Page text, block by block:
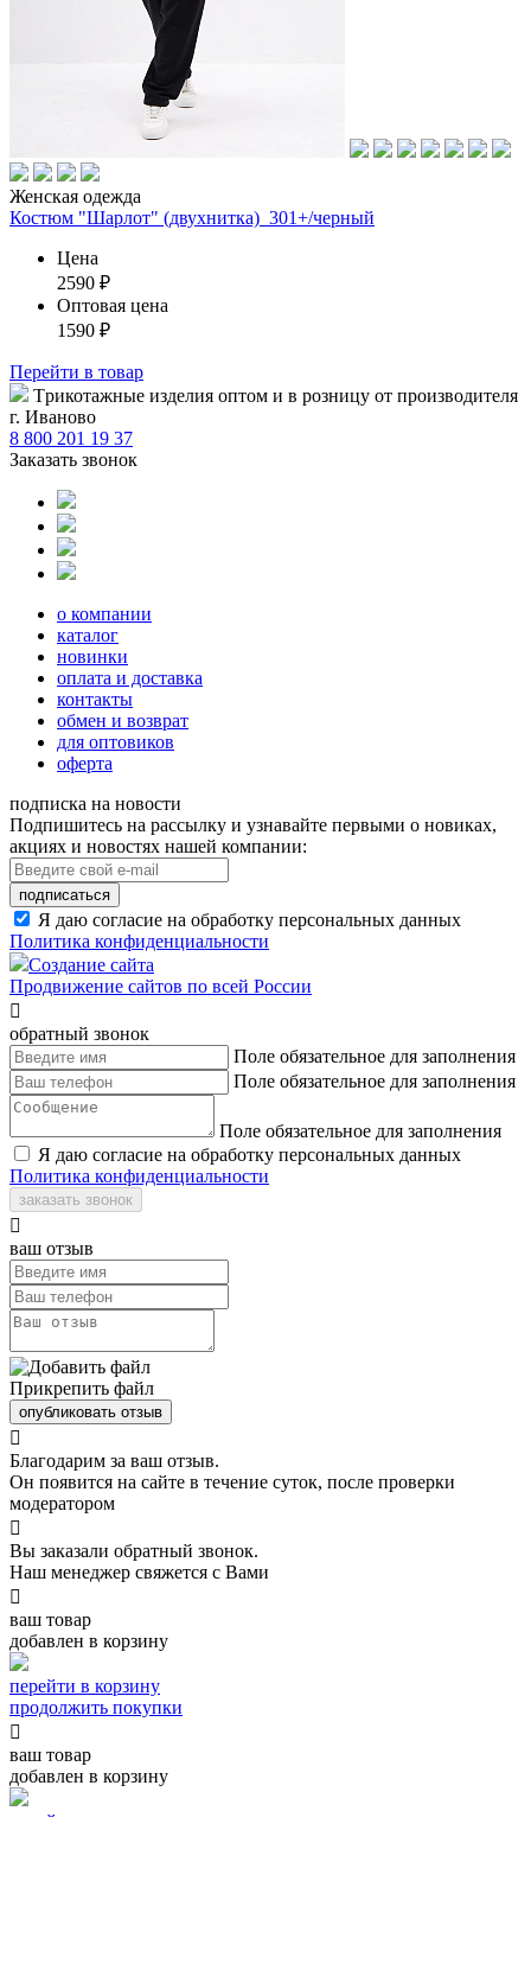
Женская одежда
Костюм "Шарлот" (двухнитка)_301+/черный
Цена
2590 ₽
Оптовая цена
1590 ₽
Перейти в товар
Tрикотажные изделия оптом и в розницу от производителя
г. Иваново
8 800 201 19 37
Заказать звонок
о компании
каталог
новинки
оплата и доставка
контакты
обмен и возврат
для оптовиков
оферта
подписка на новости
Подпишитесь на рассылку и узнавайте первыми о новиках,
акциях и новостях нашей компании:
подписаться
Я даю согласие на обработку персональных данных
Политика конфиденциальности
Создание сайта
Продвижение сайтов по всей России

обратный звонок
Поле обязательное для заполнения
Поле обязательное для заполнения
Поле обязательное для заполнения
Я даю согласие на обработку персональных данных
Политика конфиденциальности
заказать звонок

ваш отзыв
Прикрепить файл
опубликовать отзыв

Благодарим за ваш отзыв.
Он появится на сайте в течение суток, после проверки
модератором

Вы заказали обратный звонок.
Наш менеджер свяжется с Вами

ваш товар
добавлен в корзину
перейти в корзину
продолжить покупки

ваш товар
добавлен в корзину
перейти в корзину